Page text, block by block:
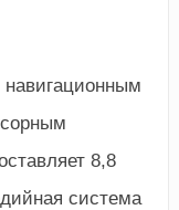
8,8
система